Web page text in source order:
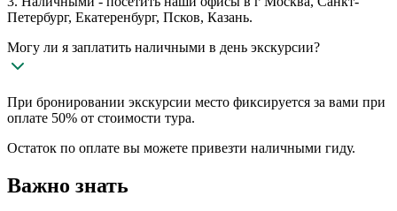
Петербург, Екатеренбург, Псков, Казань.
Могу ли я заплатить наличными в день экскурсии?
При бронировании экскурсии место фиксируется за вами при
оплате 50% от стоимости тура.
Остаток по оплате вы можете привезти наличными гиду.
Важно знать